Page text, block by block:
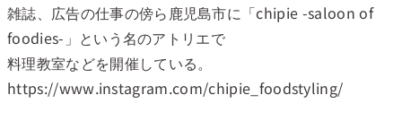
雑誌、広告の仕事の傍ら鹿児島市に「chipie -saloon of
foodies-」という名のアトリエで
料理教室などを開催している。
https://www.instagram.com/chipie_foodstyling/